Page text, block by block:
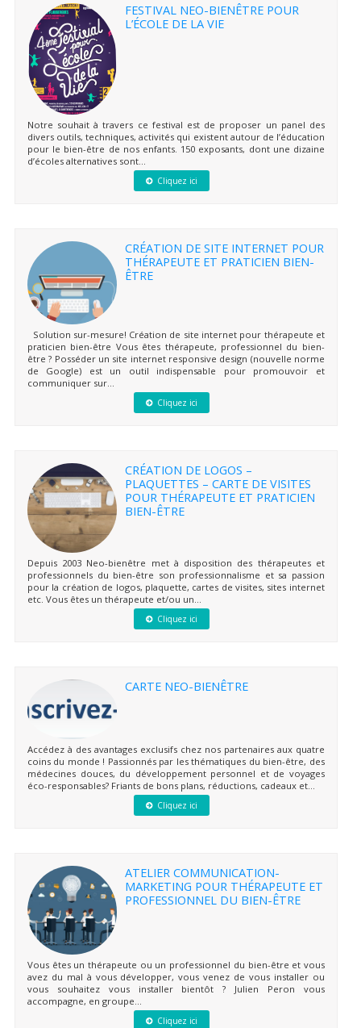
FESTIVAL NEO-BIENÊTRE POUR
L’ÉCOLE DE LA VIE
Notre souhait à travers ce festival est de proposer un panel des
divers outils, techniques, activités qui existent autour de l’éducation
pour le bien-être de nos enfants. 150 exposants, dont une dizaine
d’écoles alternatives sont...
Cliquez ici
CRÉATION DE SITE INTERNET POUR
THÉRAPEUTE ET PRATICIEN BIEN-
ÊTRE
Solution sur-mesure! Création de site internet pour thérapeute et
praticien bien-être Vous êtes thérapeute, professionnel du bien-
être ? Posséder un site internet responsive design (nouvelle norme
de Google) est un outil indispensable pour promouvoir et
communiquer sur...
Cliquez ici
CRÉATION DE LOGOS –
PLAQUETTES – CARTE DE VISITES
POUR THÉRAPEUTE ET PRATICIEN
BIEN-ÊTRE
Depuis 2003 Neo-bienêtre met à disposition des thérapeutes et
professionnels du bien-être son professionnalisme et sa passion
pour la création de logos, plaquette, cartes de visites, sites internet
etc. Vous êtes un thérapeute et/ou un...
Cliquez ici
CARTE NEO-BIENÊTRE
Accédez à des avantages exclusifs chez nos partenaires aux quatre
coins du monde ! Passionnés par les thématiques du bien-être, des
médecines douces, du développement personnel et de voyages
éco-responsables? Friants de bons plans, réductions, cadeaux et...
Cliquez ici
ATELIER COMMUNICATION-
MARKETING POUR THÉRAPEUTE ET
PROFESSIONNEL DU BIEN-ÊTRE
Vous êtes un thérapeute ou un professionnel du bien-être et vous
avez du mal à vous développer, vous venez de vous installer ou
vous souhaitez vous installer bientôt ? Julien Peron vous
accompagne, en groupe...
Cliquez ici